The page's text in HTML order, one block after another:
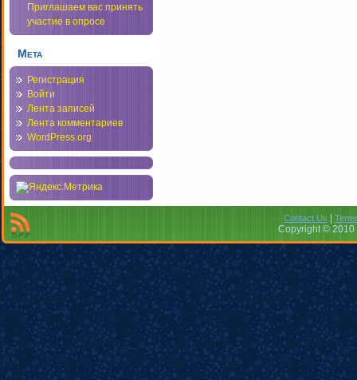
Приглашаем вас принять
участие в опросе
Мета
Регистрация
Войти
Лента записей
Лента комментариев
WordPress.org
Contact Us
Copyright ©